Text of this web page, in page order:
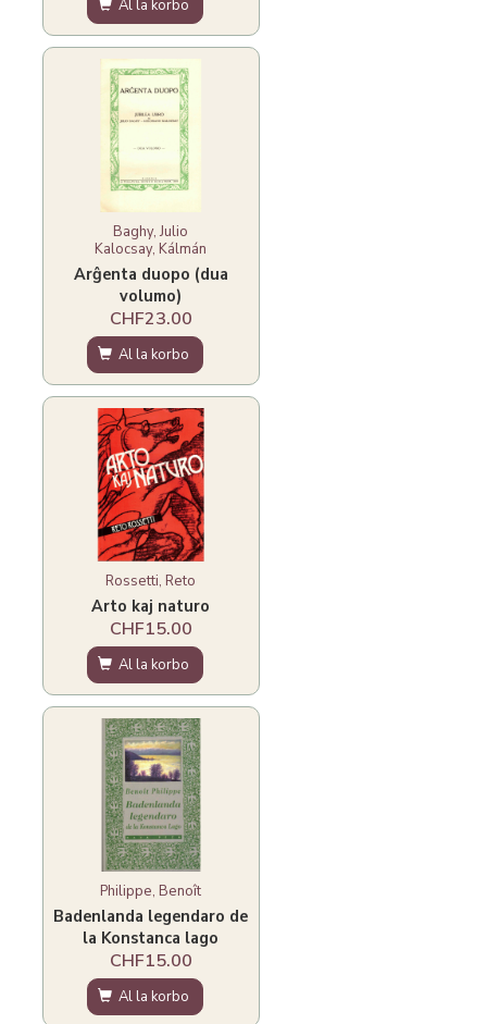
Al la korbo
Baghy, Julio
Kalocsay, Kálmán
Arĝenta duopo (dua
volumo)
CHF23.00
Al la korbo
Rossetti, Reto
Arto kaj naturo
CHF15.00
Al la korbo
Philippe, Benoît
Badenlanda legendaro de
la Konstanca lago
CHF15.00
Al la korbo